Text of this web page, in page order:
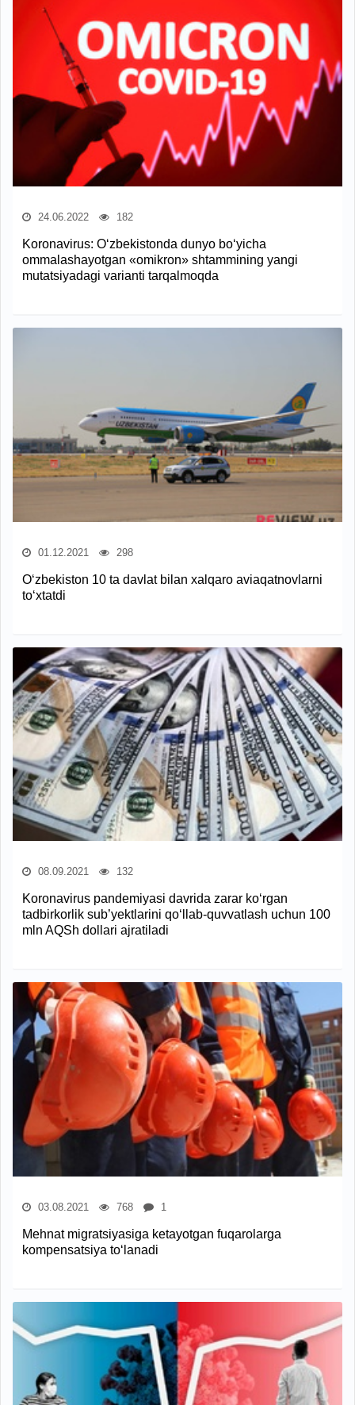
24.06.2022 182
Koronavirus: O‘zbekistonda dunyo bo‘yicha
ommalashayotgan «omikron» shtammining yangi
mutatsiyadagi varianti tarqalmoqda
01.12.2021 298
O‘zbekiston 10 ta davlat bilan xalqaro aviaqatnovlarni
to‘xtatdi
08.09.2021 132
Koronavirus pandemiyasi davrida zarar ko‘rgan
tadbirkorlik sub’yektlarini qo‘llab-quvvatlash uchun 100
mln AQSh dollari ajratiladi
03.08.2021 768 1
Mehnat migratsiyasiga ketayotgan fuqarolarga
kompensatsiya to‘lanadi